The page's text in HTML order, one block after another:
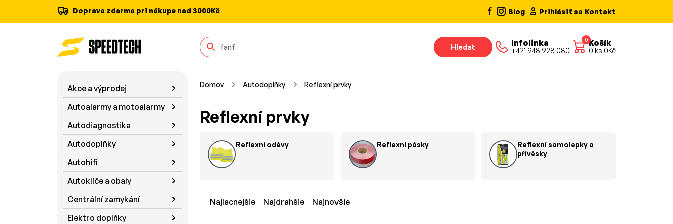
Doprava zdarma pri nákupe nad 3000Kč Blog Prihlásiť sa Kontakt
Hledat Infolinka
+421 948 928 080
0Košík
0 ks 0Kč
Akce a výprodej
Autoalarmy a motoalarmy
Autodiagnostika
Autodoplňky
Autohifi
Autoklíče a obaly
Centrální zamykání
Elektro doplňky
Domov Autodoplňky Reflexní prvky
Reflexní prvky
Reflexní oděvy Reflexní pásky
Reflexní samolepky a
přívěsky
Najlacnejšie Najdrahšie Najnovšie